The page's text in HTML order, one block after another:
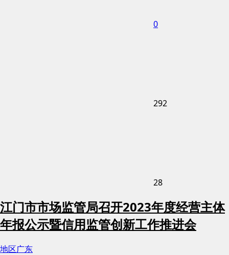
0
292
28
江门市市场监管局召开2023年度经营主体
年报公示暨信用监管创新工作推进会
地区广东